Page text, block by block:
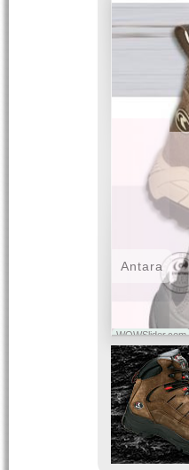
WOWSlider.com
Antara